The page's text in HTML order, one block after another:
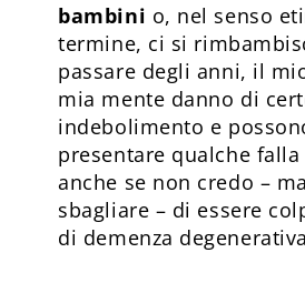
bambini o, nel senso
termine, ci si
passare degli anni, il
mia mente danno di
indebolimento e
presentare qualche falla
anche se non credo –
sbagliare – di essere
di demenza